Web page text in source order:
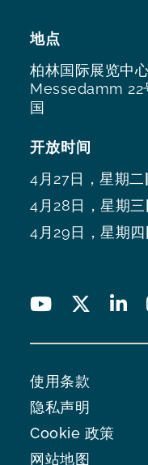
地点
柏林国际展览中
Messedamm 22
国
开放时间
4月27日，星期二
4月28日，星期三
4月29日，星期四
使用条款
隐私声明
Cookie 政策
网站地图